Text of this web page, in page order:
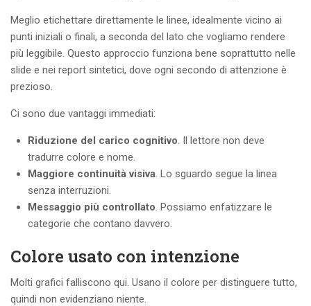
Meglio etichettare direttamente le linee, idealmente vicino ai
punti iniziali o finali, a seconda del lato che vogliamo rendere
più leggibile. Questo approccio funziona bene soprattutto nelle
slide e nei report sintetici, dove ogni secondo di attenzione è
prezioso.
Ci sono due vantaggi immediati:
Riduzione del carico cognitivo. Il lettore non deve
tradurre colore e nome.
Maggiore continuità visiva. Lo sguardo segue la linea
senza interruzioni.
Messaggio più controllato. Possiamo enfatizzare le
categorie che contano davvero.
Colore usato con intenzione
Molti grafici falliscono qui. Usano il colore per distinguere tutto,
quindi non evidenziano niente.